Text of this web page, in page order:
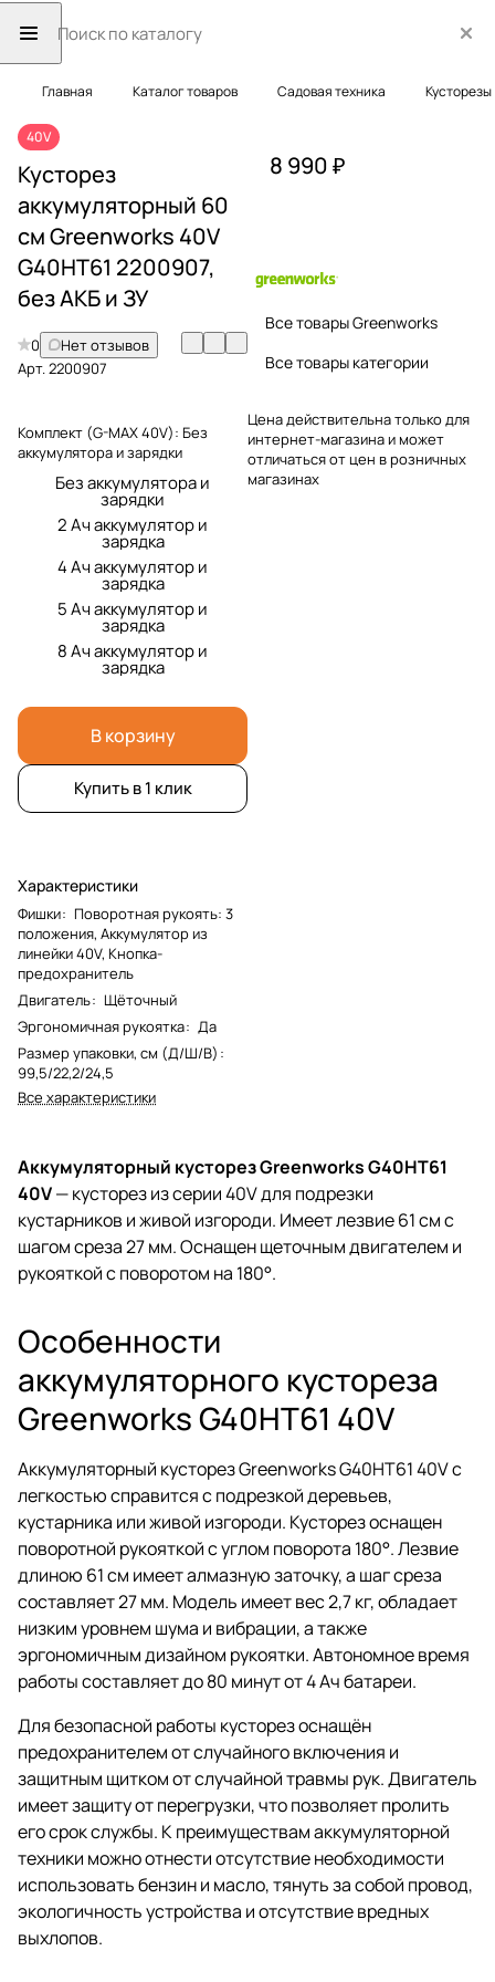
Главная Каталог товаров Садовая техника Кусторезы
40V
Кусторез
аккумуляторный 60
см Greenworks 40V
G40HT61 2200907,
без АКБ и ЗУ
0
Нет отзывов
Арт.2200907
Комплект (G-MAX 40V): Без
аккумулятора и зарядки
Без аккумулятора и
зарядки
2 Ач аккумулятор и
зарядка
4 Ач аккумулятор и
зарядка
5 Ач аккумулятор и
зарядка
8 Ач аккумулятор и
зарядка
В корзину
Купить в 1 клик
Характеристики
Фишки: Поворотная рукоять: 3
положения, Аккумулятор из
линейки 40V, Кнопка-
предохранитель
Двигатель: Щёточный
Эргономичная рукоятка: Да
Размер упаковки, см (Д/Ш/В) :
99,5/22,2/24,5
Все характеристики
8 990 ₽
Все товары Greenworks
Все товары категории
Цена действительна только для
интернет-магазина и может
отличаться от цен в розничных
магазинах
Аккумуляторный кусторез Greenworks G40HT61
40V— кусторез из серии 40V для подрезки
кустарников и живой изгороди. Имеет лезвие 61 см с
шагом среза 27 мм. Оснащен щеточным двигателем и
рукояткой с поворотом на 180°.
Особенности
аккумуляторного кустореза
Greenworks G40HT61 40V
Аккумуляторный кусторез Greenworks G40HT61 40V с
легкостью справится с подрезкой деревьев,
кустарника или живой изгороди. Кусторез оснащен
поворотной рукояткой с углом поворота 180°. Лезвие
длиною 61 см имеет алмазную заточку, а шаг среза
составляет 27 мм. Модель имеет вес 2,7 кг, обладает
низким уровнем шума и вибрации, а также
эргономичным дизайном рукоятки. Автономное время
работы составляет до 80 минут от 4 Ач батареи.
Для безопасной работы кусторез оснащён
предохранителем от случайного включения и
защитным щитком от случайной травмы рук. Двигатель
имеет защиту от перегрузки, что позволяет пролить
его срок службы. К преимуществам аккумуляторной
техники можно отнести отсутствие необходимости
использовать бензин и масло, тянуть за собой провод,
экологичность устройства и отсутствие вредных
выхлопов.